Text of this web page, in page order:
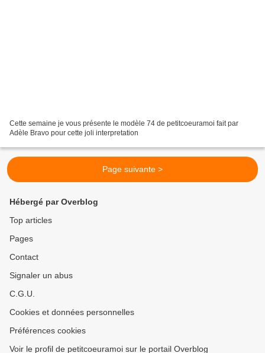
Cette semaine je vous présente le modèle 74 de petitcoeuramoi fait par
Adèle Bravo pour cette joli interpretation
Page suivante >
Hébergé par Overblog
Top articles
Pages
Contact
Signaler un abus
C.G.U.
Cookies et données personnelles
Préférences cookies
Voir le profil de petitcoeuramoi sur le portail Overblog